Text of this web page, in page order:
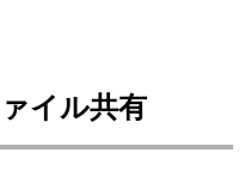
イル共有